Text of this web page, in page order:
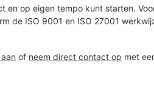
en op eigen tempo kunt starten.
de ISO 9001 en ISO 27001
of neem direct contact op met